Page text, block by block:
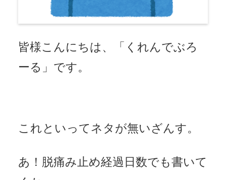
皆様こんにちは、「くれんでぶろ
ーる」です。
これといってネタが無いざんす。
あ！脱痛み止め経過日数でも書いて